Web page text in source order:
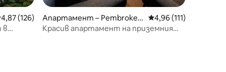
оценка: 4,87 от 5, 126 отзива
4,87 (126)
в
Апартамент – Pembrokes
hire
Средна оценка: 4,96
4,96 (111)
Красив апартамент на приземния